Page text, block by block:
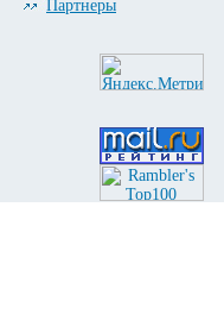
Партнеры